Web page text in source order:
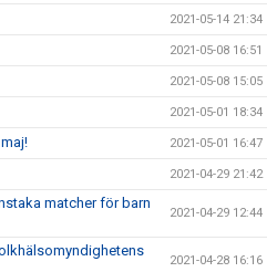
2021-05-14 21:34
2021-05-08 16:51
2021-05-08 15:05
2021-05-01 18:34
2021-05-01 16:47
2021-04-29 21:42
matcher för barn
2021-04-29 12:44
2021-04-28 16:16